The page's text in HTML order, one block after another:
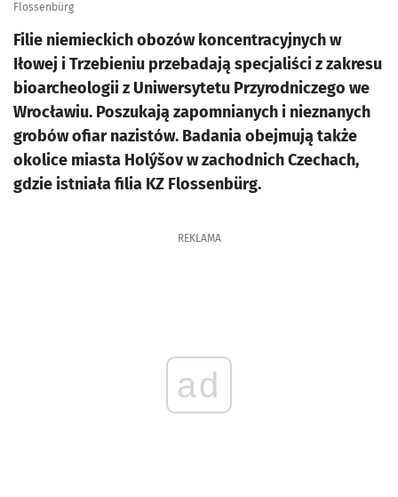
Flossenbürg
Filie niemieckich obozów koncentracyjnych w
Iłowej i Trzebieniu przebadają specjaliści z zakresu
bioarcheologii z Uniwersytetu Przyrodniczego we
Wrocławiu. Poszukają zapomnianych i nieznanych
grobów ofiar nazistów. Badania obejmują także
okolice miasta Holýšov w zachodnich Czechach,
gdzie istniała filia KZ Flossenbürg.
REKLAMA
ad